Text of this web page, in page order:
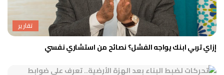
تقارير
إزاي تربي ابنك يواجه الفشل؟ نصائح من استشاري نفسي